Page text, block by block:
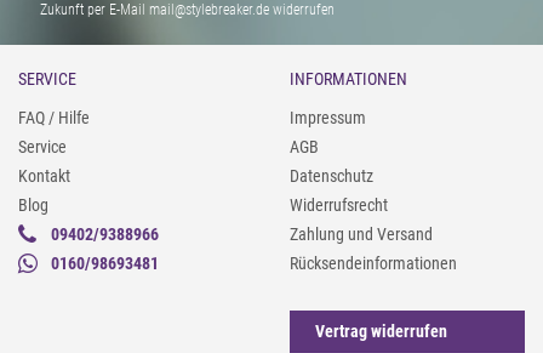
Zukunft per E-Mail mail@stylebreaker.de widerrufen
SERVICE
FAQ / Hilfe
Service
Kontakt
Blog
09402/9388966
0160/98693481
INFORMATIONEN
Impressum
AGB
Datenschutz
Widerrufsrecht
Zahlung und Versand
Rücksendeinformationen
Vertrag widerrufen